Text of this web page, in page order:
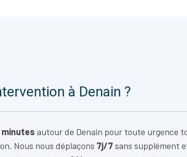
à Denain ?
minutes autour de Denain pour toute urgence
Nous nous déplaçons 7j/7sans supplément